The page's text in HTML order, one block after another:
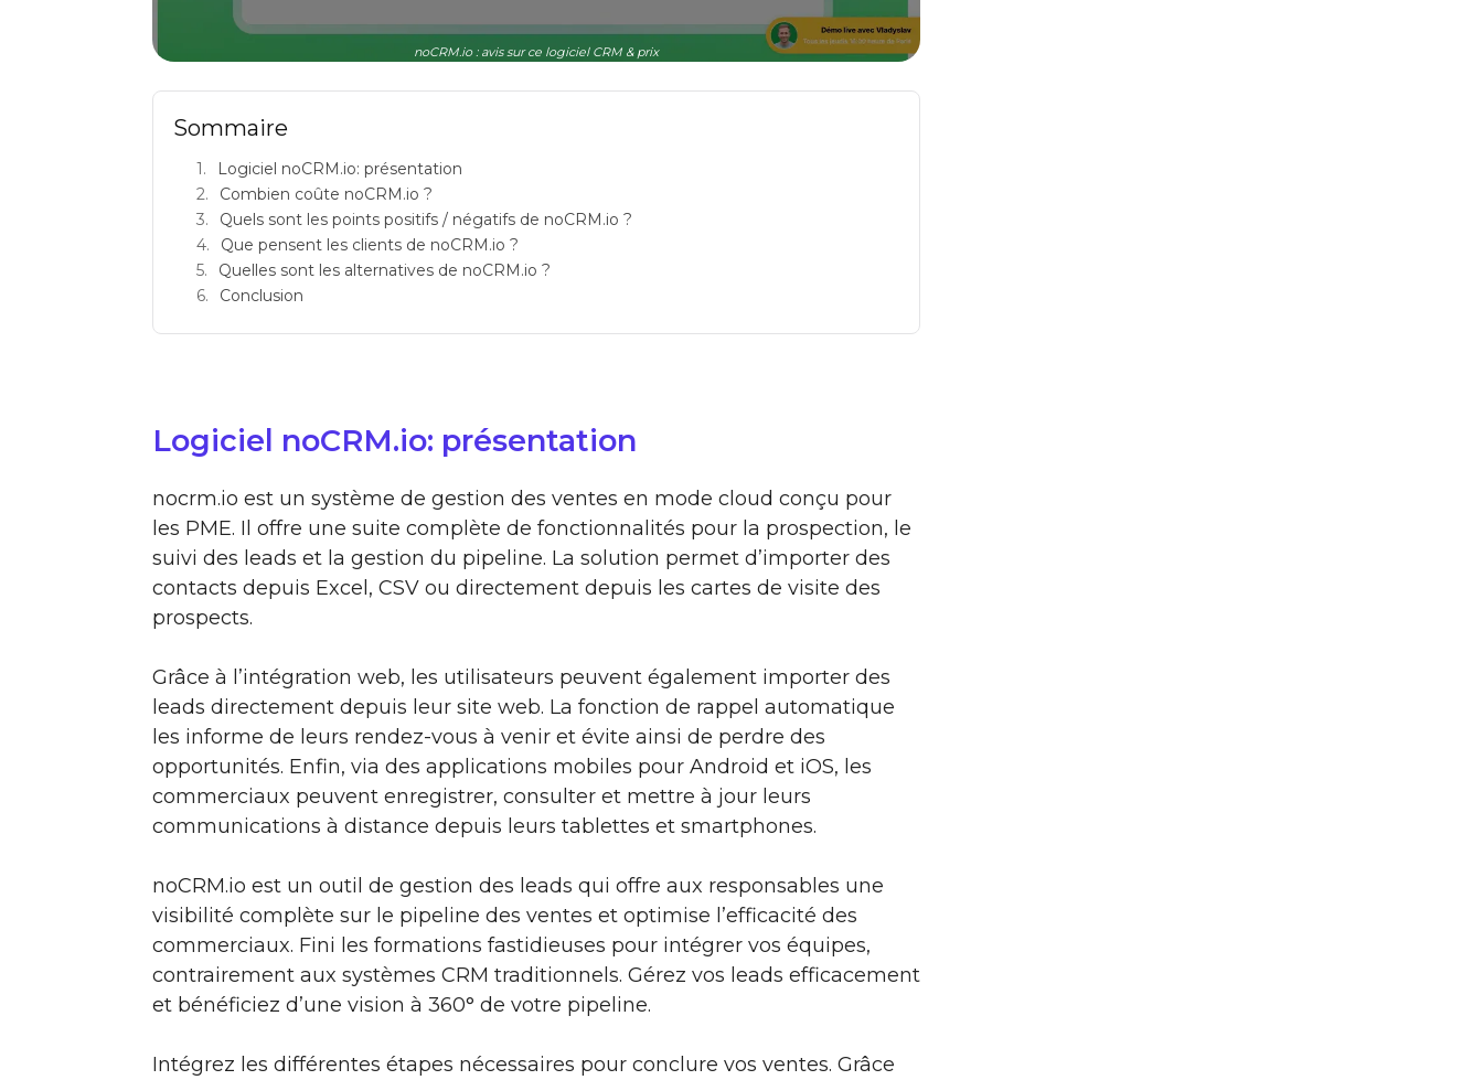
noCRM.io : avis sur ce logiciel CRM & prix
Sommaire
Logiciel noCRM.io: présentation
Combien coûte noCRM.io ?
Quels sont les points positifs / négatifs de noCRM.io ?
Que pensent les clients de noCRM.io ?
Quelles sont les alternatives de noCRM.io ?
Conclusion
Logiciel noCRM.io: présentation
nocrm.io est un système de gestion des ventes en mode cloud conçu pour
les PME. Il offre une suite complète de fonctionnalités pour la prospection, le
suivi des leads et la gestion du pipeline. La solution permet d’importer des
contacts depuis Excel, CSV ou directement depuis les cartes de visite des
prospects.
Grâce à l’intégration web, les utilisateurs peuvent également importer des
leads directement depuis leur site web. La fonction de rappel automatique
les informe de leurs rendez-vous à venir et évite ainsi de perdre des
opportunités. Enfin, via des applications mobiles pour Android et iOS, les
commerciaux peuvent enregistrer, consulter et mettre à jour leurs
communications à distance depuis leurs tablettes et smartphones.
noCRM.io est un outil de gestion des leads qui offre aux responsables une
visibilité complète sur le pipeline des ventes et optimise l’efficacité des
commerciaux. Fini les formations fastidieuses pour intégrer vos équipes,
contrairement aux systèmes CRM traditionnels. Gérez vos leads efficacement
et bénéficiez d’une vision à 360° de votre pipeline.
Intégrez les différentes étapes nécessaires pour conclure vos ventes. Grâce